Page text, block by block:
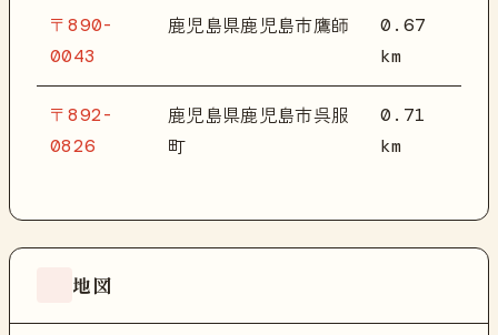
〒890-
0043
鹿児島県鹿児島市鷹師
0.67
km
〒892-
0826
鹿児島県鹿児島市呉服
町
0.71
km
地図